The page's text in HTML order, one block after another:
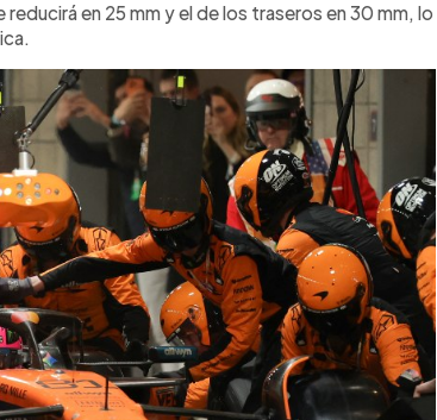
en 25 mm y el de los traseros en 30 mm, lo